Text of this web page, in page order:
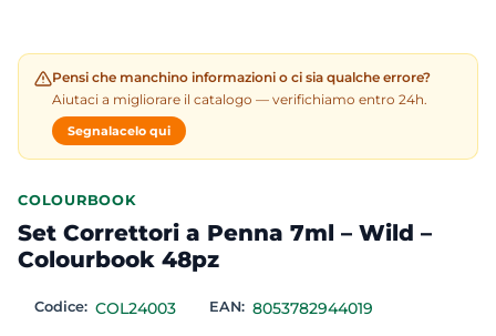
Pensi che manchino informazioni o ci sia qualche errore?
Aiutaci a migliorare il catalogo — verifichiamo entro 24h.
Segnalacelo qui
COLOURBOOK
Set Correttori a Penna 7ml – Wild –
Colourbook 48pz
Codice: COL24003 EAN: 8053782944019